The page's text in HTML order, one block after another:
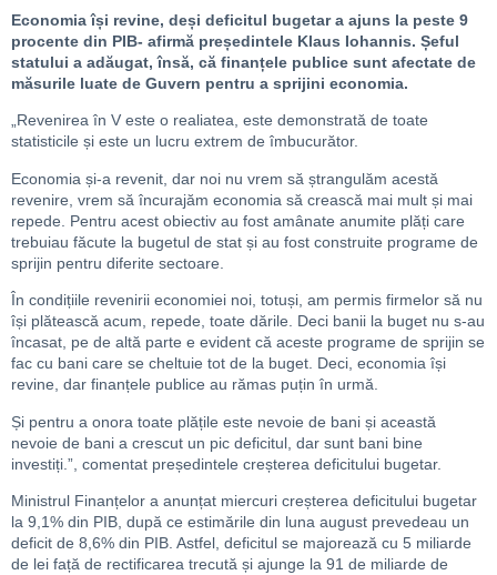
Economia își revine, deși deficitul bugetar a ajuns la peste 9
procente din PIB- afirmă președintele Klaus Iohannis. Șeful
statului a adăugat, însă, că finanțele publice sunt afectate de
măsurile luate de Guvern pentru a sprijini economia.
„Revenirea în V este o realiatea, este demonstrată de toate
statisticile și este un lucru extrem de îmbucurător.
Economia și-a revenit, dar noi nu vrem să ștrangulăm acestă
revenire, vrem să încurajăm economia să crească mai mult și mai
repede. Pentru acest obiectiv au fost amânate anumite plăți care
trebuiau făcute la bugetul de stat și au fost construite programe de
sprijin pentru diferite sectoare.
În condițiile revenirii economiei noi, totuși, am permis firmelor să nu
își plătească acum, repede, toate dările. Deci banii la buget nu s-au
încasat, pe de altă parte e evident că aceste programe de sprijin se
fac cu bani care se cheltuie tot de la buget. Deci, economia își
revine, dar finanțele publice au rămas puțin în urmă.
Și pentru a onora toate plățile este nevoie de bani și această
nevoie de bani a crescut un pic deficitul, dar sunt bani bine
investiți.”, comentat președintele creșterea deficitului bugetar.
Ministrul Finanțelor a anunțat miercuri creșterea deficitului bugetar
la 9,1% din PIB, după ce estimările din luna august prevedeau un
deficit de 8,6% din PIB. Astfel, deficitul se majorează cu 5 miliarde
de lei față de rectificarea trecută și ajunge la 91 de miliarde de